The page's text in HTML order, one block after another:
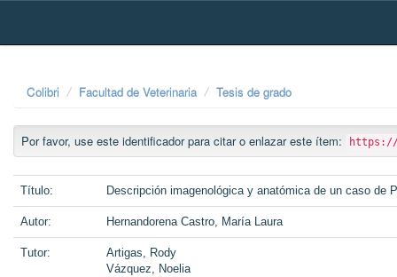
Skip
Colibri Facultad de Veterinaria Tesis de grado
Por favor, use este identificador para citar o enlazar este ítem: https://
Título: Descripción imagenológica y anatómica de un caso de
Autor: Hernandorena Castro, María Laura
Tutor:
Artigas, Rody
Vázquez, Noelia